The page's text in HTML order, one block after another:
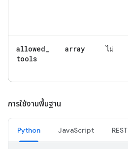
allowed_
tools
array ไม่
การใช้งานพื้นฐาน
Python JavaScript REST